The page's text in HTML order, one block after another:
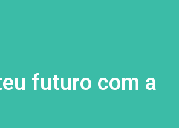
futuro com a